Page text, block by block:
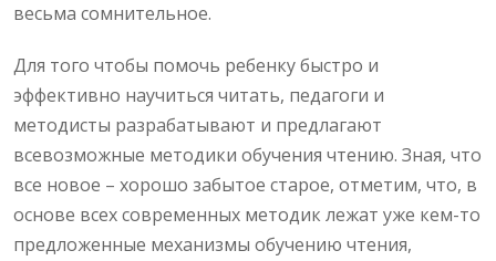
весьма сомнительное.
Для того чтобы помочь ребенку быстро и
эффективно научиться читать, педагоги и
методисты разрабатывают и предлагают
всевозможные методики обучения чтению. Зная, что
все новое – хорошо забытое старое, отметим, что, в
основе всех современных методик лежат уже кем-то
предложенные механизмы обучению чтения,